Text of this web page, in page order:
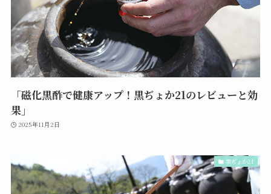
「磁化黒酢で健康アップ！黒ぢょか21のレビューと効
果」
2025年11月2日
黒ぢょか21